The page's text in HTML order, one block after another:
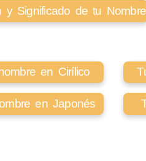
y Significado de tu Nombre
en Cirílico
en Japonés